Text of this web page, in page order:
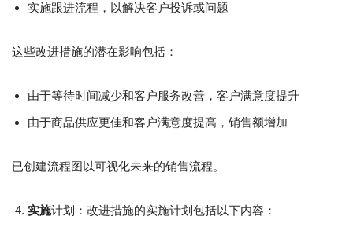
实施跟进流程，以解决客户投诉或问题
这些改进措施的潜在影响包括：
由于等待时间减少和客户服务改善，客户满意度提升
由于商品供应更佳和客户满意度提高，销售额增加
已创建流程图以可视化未来的销售流程。
实施计划：改进措施的实施计划包括以下内容：